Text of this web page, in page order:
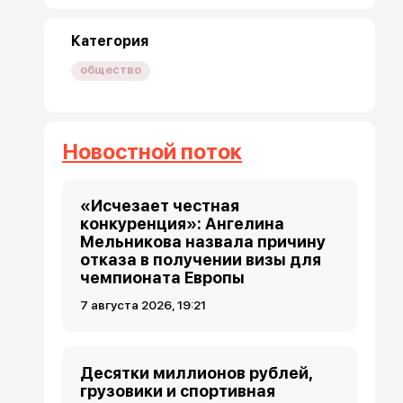
Категория
общество
Новостной поток
«Исчезает честная
конкуренция»: Ангелина
Мельникова назвала причину
отказа в получении визы для
чемпионата Европы
7 августа 2026, 19:21
Десятки миллионов рублей,
грузовики и спортивная